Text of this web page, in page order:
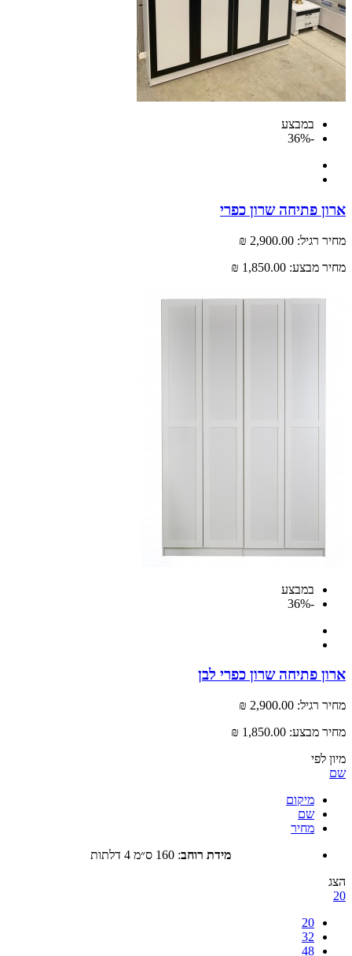
במבצע
פתיחה שרון כפרי
רגיל: 2,900.00 ₪
מבצע: 1,850.00 ₪
במבצע
פתיחה שרון כפרי לבן
רגיל: 2,900.00 ₪
מבצע: 1,850.00 ₪
מיקום
שם
מחיר
מידת רוחב :160 ס״מ 4 דלתות